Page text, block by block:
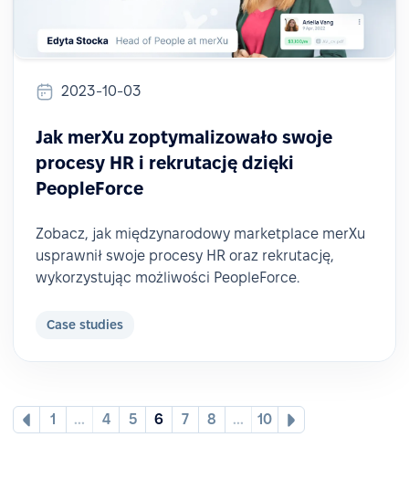
2023-10-03
Jak merXu zoptymalizowało swoje
procesy HR i rekrutację dzięki
PeopleForce
Zobacz, jak międzynarodowy marketplace merXu
usprawnił swoje procesy HR oraz rekrutację,
wykorzystując możliwości PeopleForce.
Case studies
1 ... 4 5 6 7 8 ... 10